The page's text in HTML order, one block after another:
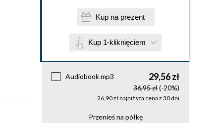
Kup na prezent
Kup 1-kliknięciem
Audiobook mp3 29,56 zł
36,95 zł(-20%)
26,90 zł najniższa cena z 30 dni
Przenieś na półkę